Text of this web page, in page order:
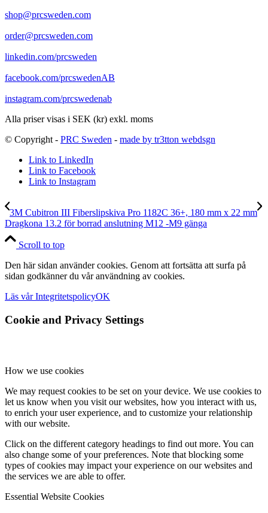
shop@prcsweden.com
order@prcsweden.com
linkedin.com/prcsweden
facebook.com/prcswedenAB
instagram.com/prcswedenab
Alla priser visas i SEK (kr) exkl. moms
© Copyright - PRC Sweden - made by tr3tton webdsgn
Link to LinkedIn
Link to Facebook
Link to Instagram
3M Cubitron III Fiberslipskiva Pro 1182C 36+, 180 mm x 22 mm
Dragkona 13.2 för borrad anslutning M12 -M9 gänga
Scroll to top
Den här sidan använder cookies. Genom att fortsätta att surfa på
sidan godkänner du vår användning av cookies.
Läs vår IntegritetspolicyOK
Cookie and Privacy Settings
How we use cookies
We may request cookies to be set on your device. We use cookies to
let us know when you visit our websites, how you interact with us,
to enrich your user experience, and to customize your relationship
with our website.
Click on the different category headings to find out more. You can
also change some of your preferences. Note that blocking some
types of cookies may impact your experience on our websites and
the services we are able to offer.
Essential Website Cookies